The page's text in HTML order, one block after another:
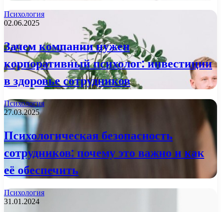
Психология
02.06.2025
Зачем компании нужен
корпоративный психолог: инвестиции
в здоровье сотрудников
Психология
27.03.2025
Психологическая безопасность
сотрудников: почему это важно и как
её обеспечить
Психология
31.01.2024